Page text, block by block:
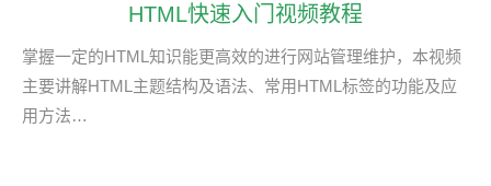
HTML快速入门视频教程
掌握一定的HTML知识能更高效的进行网站管理维护，本视频
主要讲解HTML主题结构及语法、常用HTML标签的功能及应
用方法…